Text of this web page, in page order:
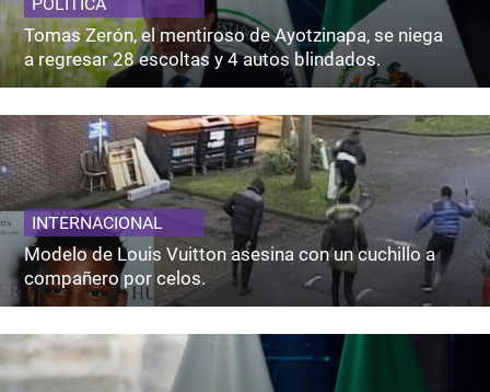
Tomas Zerón, el mentiroso de Ayotzinapa, se niega
a regresar 28 escoltas y 4 autos blindados.
INTERNACIONAL
Modelo de Louis Vuitton asesina con un cuchillo a
compañero por celos.